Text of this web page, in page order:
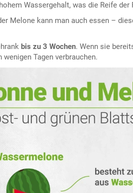
Wassergehalt, was die Reife der
Melone kann man auch essen –
bis zu 3 Wochen. Wenn sie
Tagen verbrauchen.